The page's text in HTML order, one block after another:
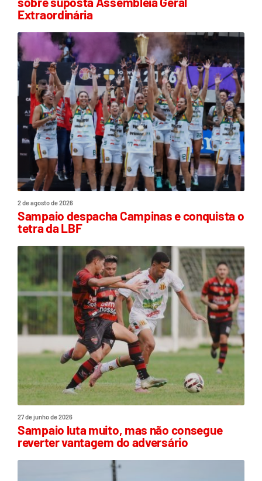
Extraordinária
2 de agosto de 2026
Sampaio despacha Campinas e conquista o
tetra da LBF
27 de junho de 2026
Sampaio luta muito, mas não consegue
reverter vantagem do adversário